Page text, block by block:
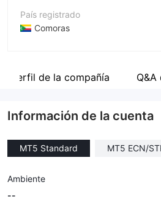
País registrado
Comoras
Empresa
Perfil de la compañía Q&A
Información de la cuenta
MT5 Standard MT5 ECN/
Ambiente
--